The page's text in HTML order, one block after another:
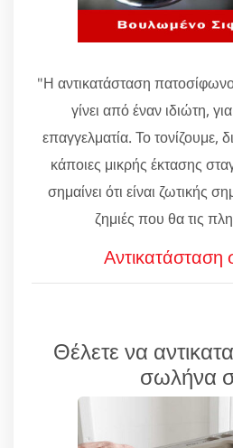
"Η αντικατάσταση
γίνει από έναν ιδιώτη,
επαγγελματία. Το τονίζουμε,
κάποιες μικρής έκτασης
σημαίνει ότι είναι ζωτικής
ζημιές που θα τις
Αντικατάσταση
Θέλετε να
σωλήνα